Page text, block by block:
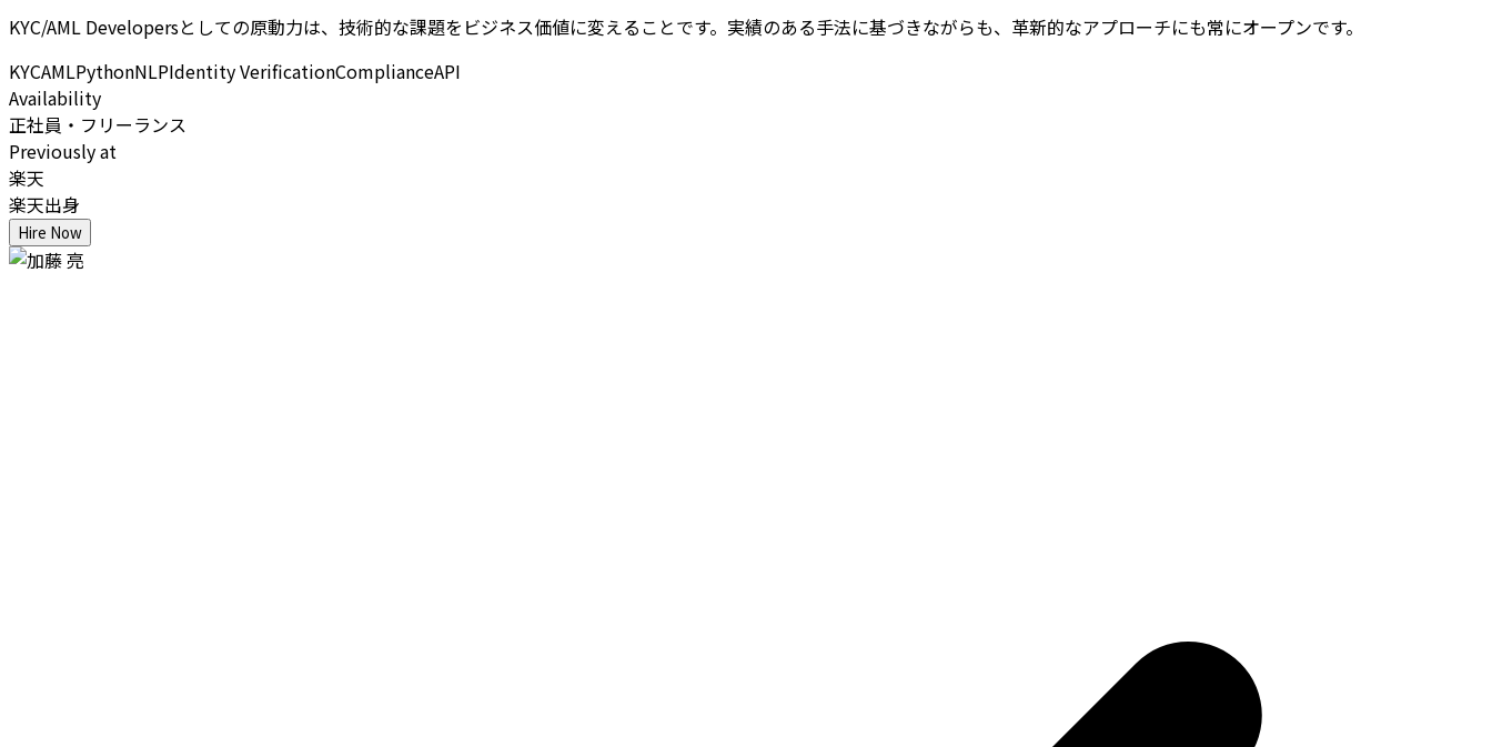
KYC/AML Developersとしての原動力は、技術的な課題をビジネス価値に変えることです。実績のある手法に基づきながらも、革新的なアプローチにも常にオープンです。
KYCAMLPythonNLPIdentity VerificationComplianceAPI
Availability
正社員・フリーランス
Previously at
楽天
楽天出身
Hire Now